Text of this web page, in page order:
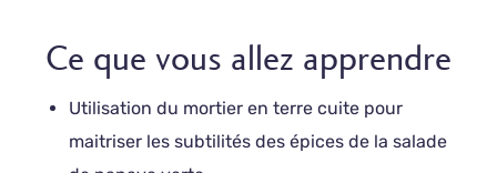
Ce que vous allez apprendre
Utilisation du mortier en terre cuite pour
maitriser les subtilités des épices de la salade